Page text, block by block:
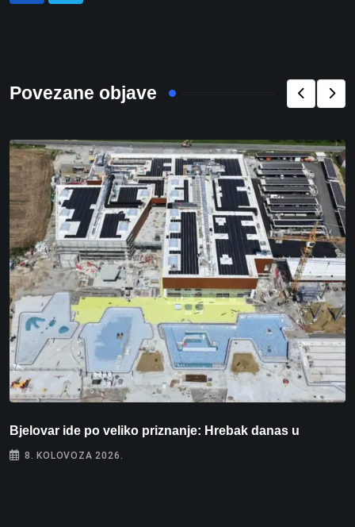
Povezane objave
Bjelovar ide po veliko priznanje: Hrebak danas u
8. KOLOVOZA 2026.